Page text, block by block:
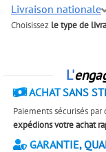
Livraison nationale
Choisissez le type de
L'
ACHAT SANS
Paiements sécurisés
expédions votre achat
GARANTIE,